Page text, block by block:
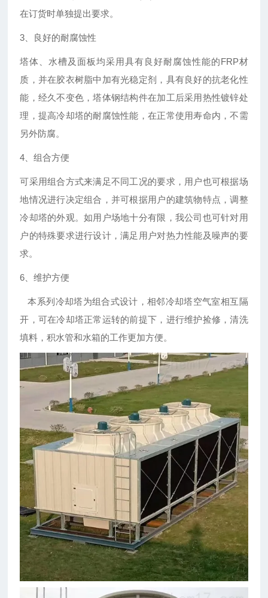
在订货时单独提出要求。
3、良好的耐腐蚀性
塔体、水槽及面板均采用具有良好耐腐蚀性能的FRP材
质，并在胶衣树脂中加有光稳定剂，具有良好的抗老化性
能，经久不变色，塔体钢结构件在加工后采用热性镀锌处
理，提高冷却塔的耐腐蚀性能，在正常使用寿命内，不需
另外防腐。
4、组合方便
可采用组合方式来满足不同工况的要求，用户也可根据场
地情况进行决定组合，并可根据用户的建筑物特点，调整
冷却塔的外观。如用户场地十分有限，我公司也可针对用
户的特殊要求进行设计，满足用户对热力性能及噪声的要
求。
6、维护方便
本系列冷却塔为组合式设计，相邻冷却塔空气室相互隔
开，可在冷却塔正常运转的前提下，进行维护捡修，清洗
填料，积水管和水箱的工作更加方便。